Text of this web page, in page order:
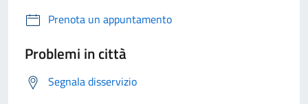
Prenota un appuntamento
Problemi in città
Segnala disservizio